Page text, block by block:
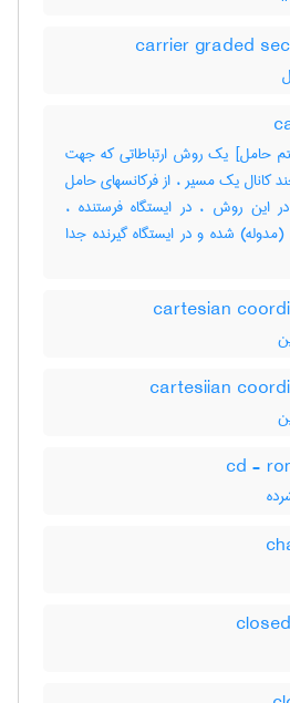
حامل] یک روش ارتباطاتی که جهت
کانال یک مسیر ، از فرکانسهای حامل
این روش ، در ایستگاه فرستنده ،
شده و در ایستگاه گیرنده جدا